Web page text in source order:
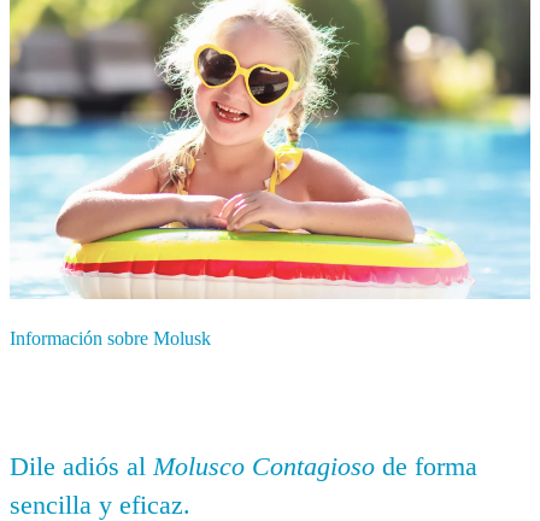
Información sobre Molusk
Dile adiós al Molusco Contagioso de forma
sencilla y eficaz.